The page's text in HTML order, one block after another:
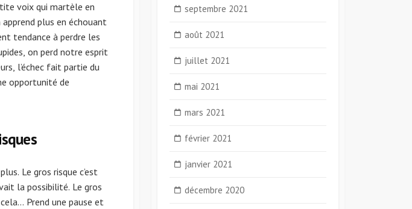
voix qui martèle en
plus en échouant
tendance à perdre les
on perd notre esprit
l’échec fait partie du
opportunité de
Le gros risque c’est
la possibilité. Le gros
Prend une pause et
septembre 2021
août 2021
juillet 2021
mai 2021
mars 2021
février 2021
janvier 2021
décembre 2020